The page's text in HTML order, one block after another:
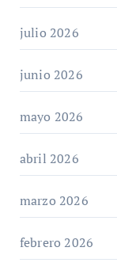
julio 2026
junio 2026
mayo 2026
abril 2026
marzo 2026
febrero 2026